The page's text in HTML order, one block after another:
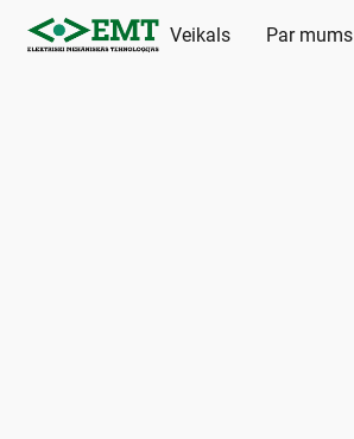
Veikals Par mums